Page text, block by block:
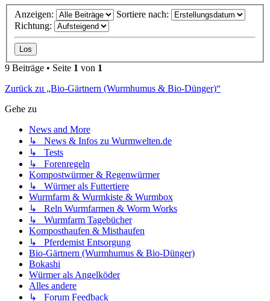
Anzeigen:
Sortiere nach:
Richtung:
9 Beiträge • Seite 1 von 1
Zurück zu „Bio-Gärtnern (Wurmhumus & Bio-Dünger)“
Gehe zu
News and More
↳ News & Infos zu Wurmwelten.de
↳ Tests
↳ Forenregeln
Kompostwürmer & Regenwürmer
↳ Würmer als Futtertiere
Wurmfarm & Wurmkiste & Wurmbox
↳ Reln Wurmfarmen & Worm Works
↳ Wurmfarm Tagebücher
Komposthaufen & Misthaufen
↳ Pferdemist Entsorgung
Bio-Gärtnern (Wurmhumus & Bio-Dünger)
Bokashi
Würmer als Angelköder
Alles andere
↳ Forum Feedback